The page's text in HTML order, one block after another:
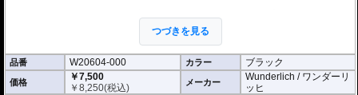
・フォームスタビライジングパッドが型崩れを防止。中身を保護します。
・防水加工 (完全防水を保証するものではありません)
つづきを見る
品番 W20604-000 カラー ブラック
価格
￥7,500
￥8,250(税込) メーカー
Wunderlich / ワンダーリ
ッヒ